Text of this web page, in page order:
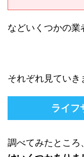
などいくつかの業
それぞれ見ていき
ライフ
調べてみたところ、